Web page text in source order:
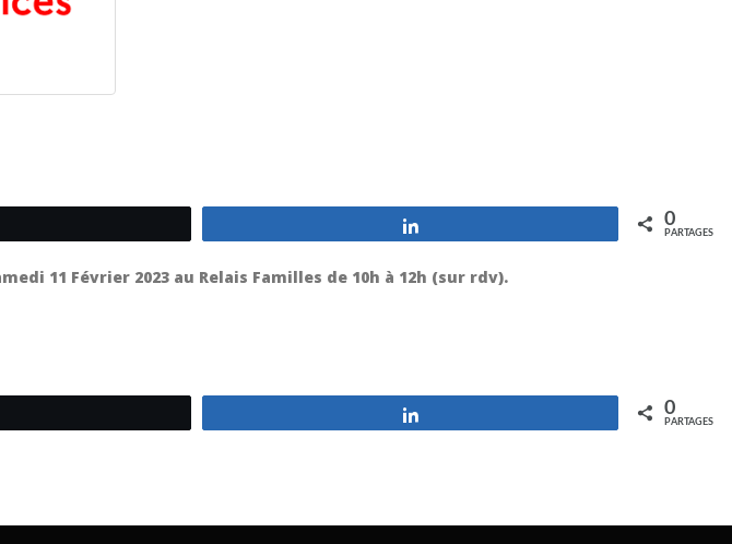
0
PARTAGES
11 Février 2023 au Relais Familles de 10h à 12h (sur rdv).
0
PARTAGES